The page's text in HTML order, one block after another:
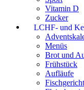
Vitamin D
Zucker
LCHF- und
Menüs
Brot und
Frühstück
Aufläufe